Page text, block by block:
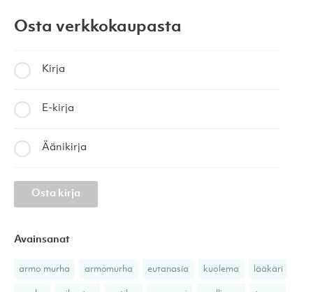
Osta verkkokaupasta
Kirja
E-kirja
Äänikirja
Osta kirja
Avainsanat
armo murha armomurha eutanasia kuolema lääkäri